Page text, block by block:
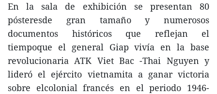
En la sala de exhibición se presentan 80
pósteresde gran tamaño y numerosos
documentos históricos que reflejan el
tiempoque el general Giap vivía en la base
revolucionaria ATK Viet Bac -Thai Nguyen y
lideró el ejército vietnamita a ganar victoria
sobre elcolonial francés en el periodo 1946-